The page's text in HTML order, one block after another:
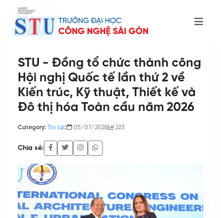
STU - Đồng tổ chức thành công
Hội nghị Quốc tế lần thứ 2 về
Kiến trúc, Kỹ thuật, Thiết kế và
Đô thị hóa Toàn cầu năm 2026
Category: Tin tức 05/07/2026 223
Chia sẻ: